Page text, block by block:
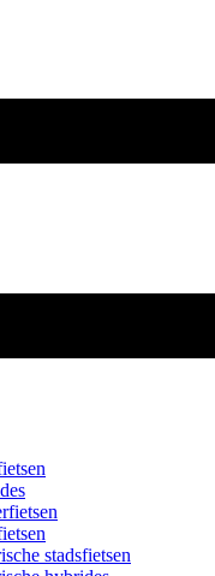
stadsfietsen